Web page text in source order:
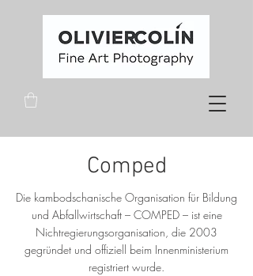
Comped
Die kambodschanische Organisation für Bildung
und Abfallwirtschaft – COMPED – ist eine
Nichtregierungsorganisation, die 2003
gegründet und offiziell beim Innenministerium
registriert wurde.